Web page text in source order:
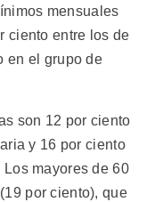
mensuales
ciento entre los de
en el grupo de
son 12 por ciento
y 16 por ciento
mayores de 60
por ciento), que